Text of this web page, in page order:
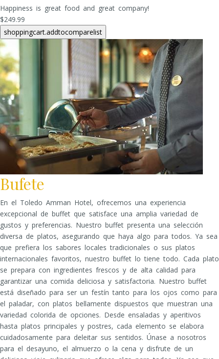
Happiness is great food and great company!
$249.99
Bufete
En el Toledo Amman Hotel, ofrecemos una experiencia
excepcional de buffet que satisface una amplia variedad de
gustos y preferencias. Nuestro buffet presenta una selección
diversa de platos, asegurando que haya algo para todos. Ya sea
que prefiera los sabores locales tradicionales o sus platos
internacionales favoritos, nuestro buffet lo tiene todo. Cada plato
se prepara con ingredientes frescos y de alta calidad para
garantizar una comida deliciosa y satisfactoria. Nuestro buffet
está diseñado para ser un festín tanto para los ojos como para
el paladar, con platos bellamente dispuestos que muestran una
variedad colorida de opciones. Desde ensaladas y aperitivos
hasta platos principales y postres, cada elemento se elabora
cuidadosamente para deleitar sus sentidos. Únase a nosotros
para el desayuno, el almuerzo o la cena y disfrute de un